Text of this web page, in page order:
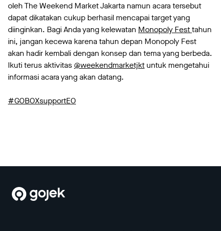
oleh The Weekend Market Jakarta namun acara tersebut
dapat dikatakan cukup berhasil mencapai target yang
diinginkan. Bagi Anda yang kelewatan Monopoly Festtahun
ini, jangan kecewa karena tahun depan Monopoly Fest
akan hadir kembali dengan konsep dan tema yang berbeda.
Ikuti terus aktivitas @weekendmarketjktuntuk mengetahui
informasi acara yang akan datang.
#GOBOXsupportEO